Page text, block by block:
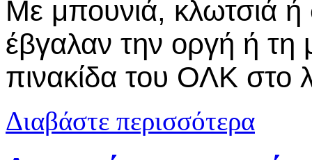
Με μπουνιά, κλωτσιά
έβγαλαν την οργή ή τη
πινακίδα του ΟΛΚ στο
Διαβάστε περισσότερα